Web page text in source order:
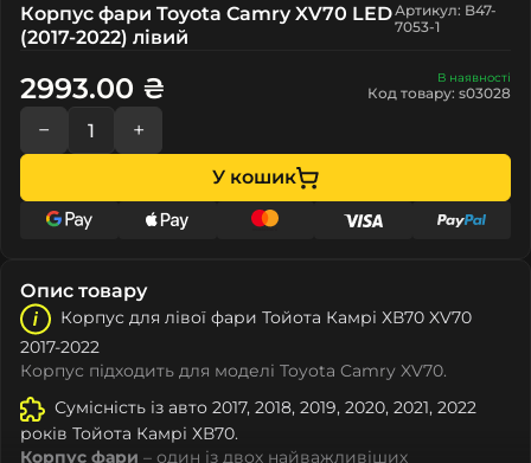
Корпус фари Toyota Camry XV70 LED
(2017-2022) лівий
Артикул: B47-
7053-1
В наявності
Код товару: s03028
2993.00 ₴
− +
У кошик
Опис товару
Корпус для лівої фари Тойота Камрі ХВ70 XV70
2017-2022
Корпус підходить для моделі Toyota Camry XV70.
Сумісність із авто 2017, 2018, 2019, 2020, 2021, 2022
років Тойота Камрі ХВ70.
Корпус фари – один із двох найважливіших